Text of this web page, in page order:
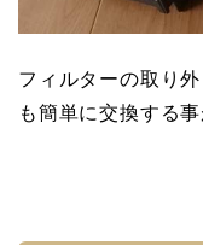
フィルターの取り
も簡単に交換する事